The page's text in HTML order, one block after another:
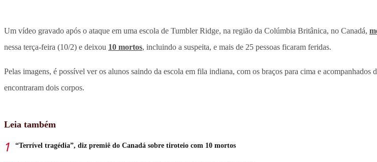
Um vídeo gravado após o ataque em uma escola de Tumbler Ridge, na região da Colúmbia Britânica, no Canadá,
nessa terça-feira (10/2) e deixou 10 mortos, incluindo a suspeita, e mais de 25 pessoas ficaram feridas.
Pelas imagens, é possível ver os alunos saindo da escola em fila indiana, com os braços para cima e
encontraram dois corpos.
Leia também
“Terrível tragédia”, diz premiê do Canadá sobre tiroteio com 10 mortos